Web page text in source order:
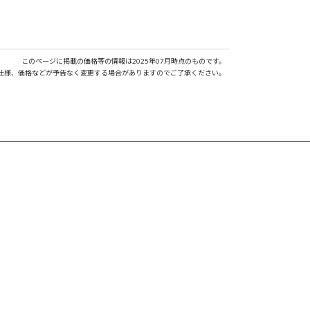
このページに掲載の価格等の情報は2025年07月時点のものです。
様、価格などが予告なく変更する場合がありますのでご了承ください。